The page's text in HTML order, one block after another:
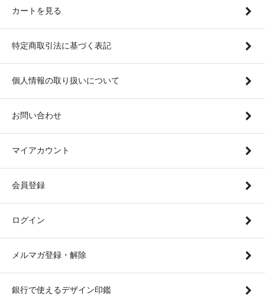
カートを見る
特定商取引法に基づく表記
個人情報の取り扱いについて
お問い合わせ
マイアカウント
会員登録
ログイン
メルマガ登録・解除
銀行で使えるデザイン印鑑